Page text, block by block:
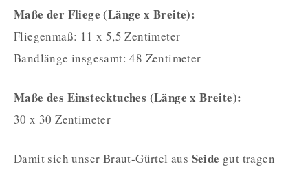
Maße der Fliege (Länge x Breite):
Fliegenmaß: 11 x 5,5 Zentimeter
Bandlänge insgesamt: 48 Zentimeter
Maße des Einstecktuches (Länge x Breite):
30 x 30 Zentimeter
Damit sich unser Braut-Gürtel aus Seide gut tragen